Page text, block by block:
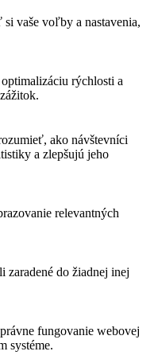
vaše voľby a nastavenia,
rýchlosti a
ako návštevníci
a zlepšujú jeho
relevantných
zaradené do žiadnej inej
fungovanie webovej
systéme.